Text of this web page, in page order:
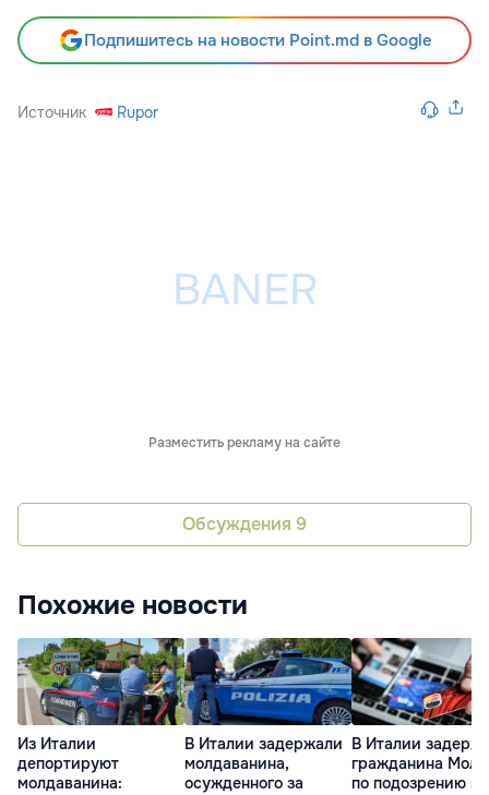
Подпишитесь на новости Point.md в Google
Источник Rupor
Разместить рекламу на сайте
Обсуждения 9
Похожие новости
Из Италии
депортируют
молдаванина:
В Италии задержали
молдаванина,
осужденного за
В Италии
гражданина
по подозрению в